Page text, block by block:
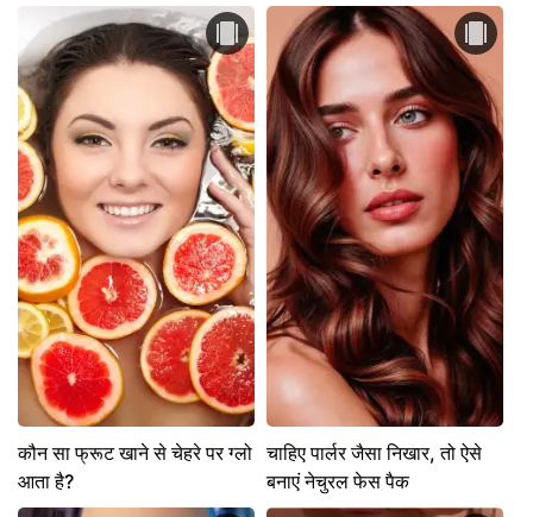
कौन सा फ्रूट खाने से चेहरे पर ग्लो
आता है?
चाहिए पार्लर जैसा निखार, तो ऐसे
बनाएं नेचुरल फेस पैक